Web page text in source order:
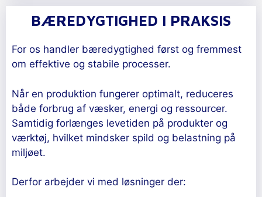
BÆREDYGTIGHED I PRAKSIS
For os handler bæredygtighed først og fremmest
om effektive og stabile processer.
Når en produktion fungerer optimalt, reduceres
både forbrug af væsker, energi og ressourcer.
Samtidig forlænges levetiden på produkter og
værktøj, hvilket mindsker spild og belastning på
miljøet.
Derfor arbejder vi med løsninger der: